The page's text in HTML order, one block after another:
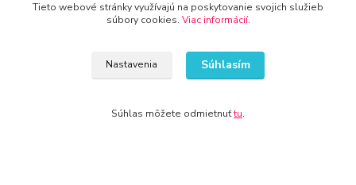
Tieto webové stránky využívajú na poskytovanie svojich služieb
súbory cookies. Viac informácií.
Nastavenia Súhlasím
Súhlas môžete odmietnuťtu.